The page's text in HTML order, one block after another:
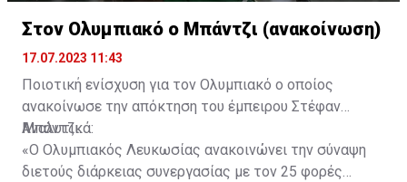
Στον Ολυμπιακό ο Μπάντζι (ανακοίνωση)
17.07.2023 11:43
Ποιοτική ενίσχυση για τον Ολυμπιακό ο οποίος
ανακοίνωσε την απόκτηση του έμπειρου Στέφαν
Μπάντζι.
Αναλυτικά:
«Ο Ολυμπιακός Λευκωσίας ανακοινώνει την σύναψη
διετούς διάρκειας συνεργασίας με τον 25 φορές